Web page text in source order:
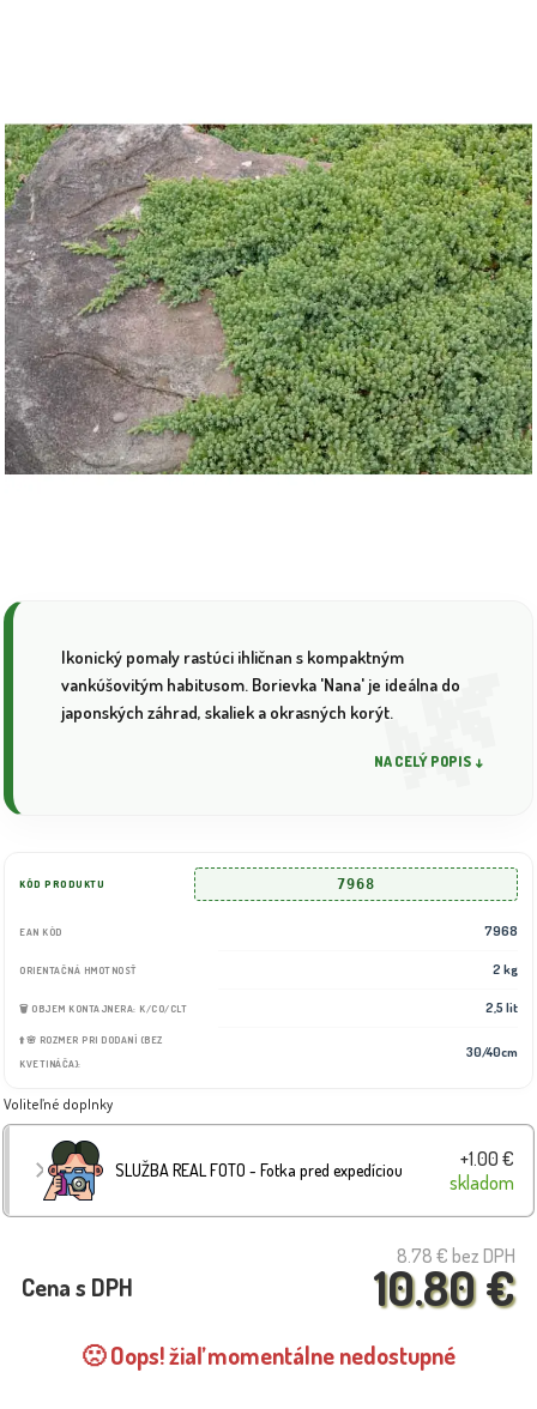
Ikonický pomaly rastúci ihličnan s kompaktným
vankúšovitým habitusom. Borievka 'Nana' je ideálna do
japonských záhrad, skaliek a okrasných korýt.
NA CELÝ POPIS ↓
KÓD PRODUKTU 7968
EAN KÓD 7968
ORIENTAČNÁ HMOTNOSŤ 2 kg
🗑️ OBJEM KONTAJNERA: K/CO/CLT 2,5 lit
⬆️🌸 ROZMER PRI DODANÍ (BEZ
KVETINÁČA):
30/40cm
Voliteľné doplnky
SLUŽBA REAL FOTO - Fotka pred expedíciou
+1.00 €
skladom
8.78 € bez DPH
10.80 €
Cena s DPH
🙁 Oops! žiaľ momentálne nedostupné